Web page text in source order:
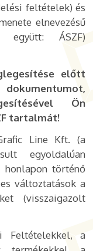
feltételek) és
elnevezésű
együtt: ÁSZF)
előtt
Ön
tartalmát!
Line Kft. (a
egyoldalúan
honlapon történő
változtatások a
(visszaigazolt
Feltételekkel, a